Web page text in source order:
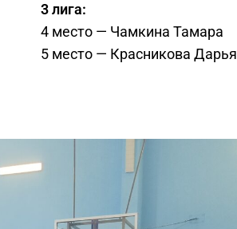
3 лига:
4 место — Чамкина Тамара
5 место — Красникова Дарья